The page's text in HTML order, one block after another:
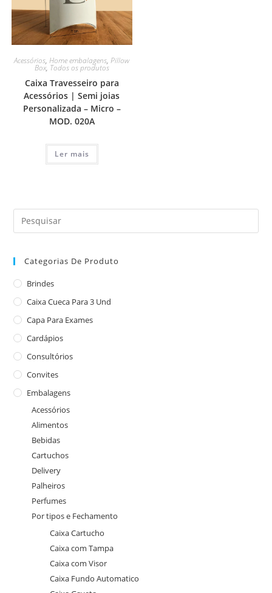
Acessórios,Home embalagens,Pillow
Box, Todos os produtos
Caixa Travesseiro para
Acessórios | Semi joias
Personalizada – Micro –
MOD. 020A
Ler mais
Categorias De Produto
Brindes
Caixa Cueca Para 3 Und
Capa Para Exames
Cardápios
Consultórios
Convites
Embalagens
Acessórios
Alimentos
Bebidas
Cartuchos
Delivery
Palheiros
Perfumes
Por tipos e Fechamento
Caixa Cartucho
Caixa com Tampa
Caixa com Visor
Caixa Fundo Automatico